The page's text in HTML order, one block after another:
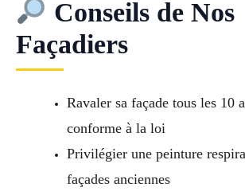
Conseils de Nos
Façadiers
Ravaler sa façade tous les 10
conforme à la loi
Privilégier une peinture
façades anciennes